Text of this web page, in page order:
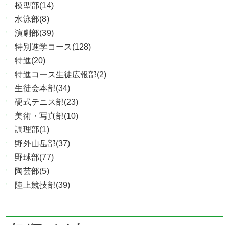
模型部(14)
水泳部(8)
演劇部(39)
特別進学コース(128)
特進(20)
特進コース生徒広報部(2)
生徒会本部(34)
硬式テニス部(23)
美術・写真部(10)
調理部(1)
野外山岳部(37)
野球部(77)
陶芸部(5)
陸上競技部(39)